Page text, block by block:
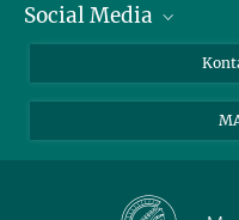
Journalist*innen
Schüler*innen und
Social Media
LinkedIn
Facebook